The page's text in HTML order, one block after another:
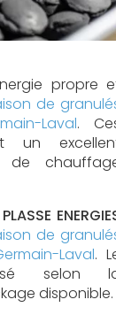
propre
de
Laval.
un
de
PLASSE
de
Laval.
selon
disponible.